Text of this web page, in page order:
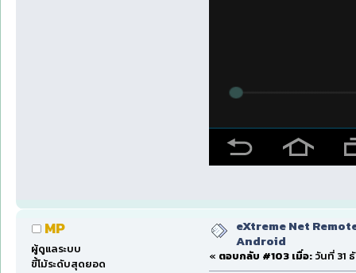
MP
ผู้ดูแลระบบ
ขี้โม้ระดับสุดยอด
eXtreme Net
Android
« ตอบกลับ #103 เมื่อ: วันที่ 31